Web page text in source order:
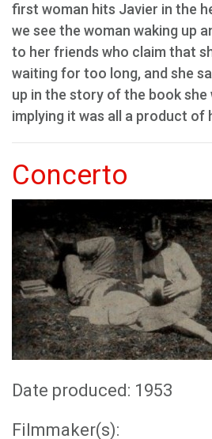
first woman hits Javier in the
we see the woman waking up
to her friends who claim that
waiting for too long, and she
up in the story of the book she
implying it was all a product of
Concerto
Date produced: 1953
Filmmaker(s):